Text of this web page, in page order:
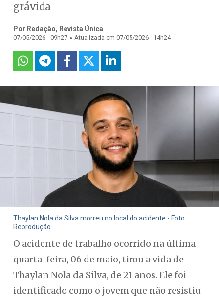
grávida
Por Redação, Revista Única
07/05/2026 - 09h27 . Atualizada em 07/05/2026 - 14h24
Thaylan Nola da Silva morreu no local do acidente - Foto:
Reprodução
O acidente de trabalho ocorrido na última
quarta-feira, 06 de maio, tirou a vida de
Thaylan Nola da Silva, de 21 anos. Ele foi
identificado como o jovem que não resistiu